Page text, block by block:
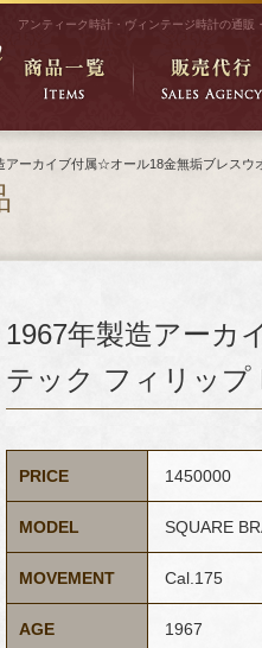
アンティーク時計・ヴィンテージ時計の通販
アーカイブ付属☆オール18金無垢ブレス
1967年製造アー
テック フィリッ
PRICE 1450000
MODEL SQUARE
MOVEMENT Cal.175
AGE 1967